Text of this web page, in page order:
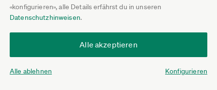
«konfigurieren», alle Details erfährst du in unseren
Datenschutzhinweisen.
Alle akzeptieren
Alle ablehnen Konfigurieren
Der Verband besteht aus
5.338 Vereins-Mitgliedern,
21.182 Stimmen werden laut.
Wir sind Mitglied in der